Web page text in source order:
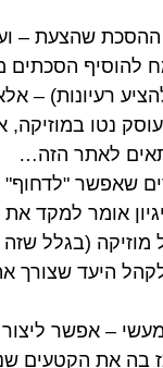
ההסכת שהצעת –
להוסיף הסכתים
רעיונות) –
נטו במוזיקה,
לאתר הזה…
שאפשר
אומר למקד
(בגלל
היעד שצורך
– אפשר
בה את הקטעים